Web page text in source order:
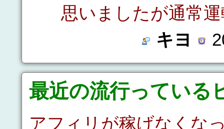
思いましたが通常
キヨ
最近の流行っている
アフィリが稼げなくな